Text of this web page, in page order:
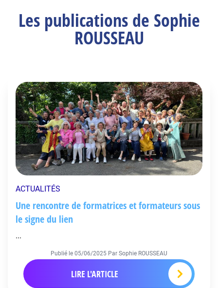
Les publications de Sophie
ROUSSEAU
ACTUALITÉS
Une rencontre de formatrices et formateurs sous
le signe du lien
...
Publié le 05/06/2025 Par Sophie ROUSSEAU
LIRE L'ARTICLE